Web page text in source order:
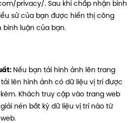
privacy/. Sau khi chấp nhận bình
sử của bạn được hiển thị công
bình luận của bạn.
Nếu bạn tải hình ảnh lên trang
lên hình ảnh có dữ liệu vị trí được
kèm. Khách truy cập vào trang web
nén bất kỳ dữ liệu vị trí nào từ